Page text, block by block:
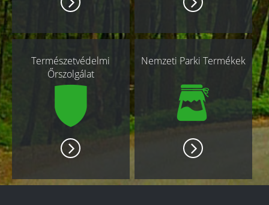
Természetvédelmi
Őrszolgálat
Nemzeti Parki Termékek